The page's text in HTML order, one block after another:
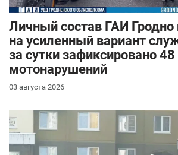
Личный состав ГАИ Гродно
на усиленный вариант
за сутки зафиксировано 48
мотонарушений
03 августа 2026